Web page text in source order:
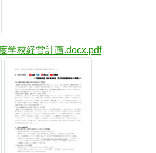
学校経営計画.docx.pdf